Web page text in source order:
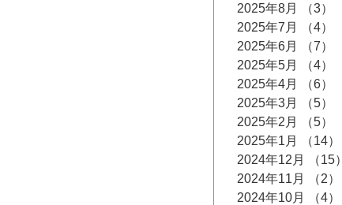
2025年8月
（3）
2025年7月
（4）
2025年6月
（7）
2025年5月
（4）
2025年4月
（6）
2025年3月
（5）
2025年2月
（5）
2025年1月
（14）
2024年12月
（15）
2024年11月
（2）
2024年10月
（4）